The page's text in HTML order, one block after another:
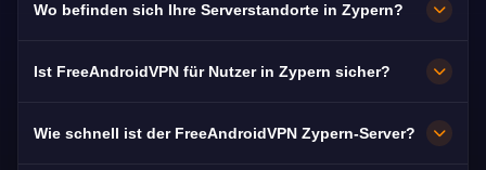
für alle Inhalte aus Zypern.
Cyprus optimiert – in der Regel ruckelfrei in
Wo befinden sich Ihre Serverstandorte in Zypern?
laufen mit 10 Gbit/s; im Ausfall wird
verfügbaren Server umgeschaltet.
Ist FreeAndroidVPN für Nutzer in Zypern sicher?
No-Logs-Politik. Ihr Surfverhalten in Zypern
Wie schnell ist der FreeAndroidVPN Zypern-Server?